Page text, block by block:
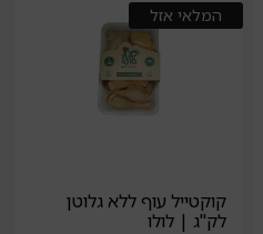
המלאי אזל
קוקטייל עוף ללא גלוטן
לק"ג | לולו